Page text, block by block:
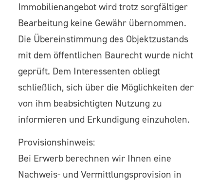
Immobilienangebot wird trotz sorgfältiger
Bearbeitung keine Gewähr übernommen.
Die Übereinstimmung des Objektzustands
mit dem öffentlichen Baurecht wurde nicht
geprüft. Dem Interessenten obliegt
schließlich, sich über die Möglichkeiten der
von ihm beabsichtigten Nutzung zu
informieren und Erkundigung einzuholen.
Provisionshinweis:
Bei Erwerb berechnen wir Ihnen eine
Nachweis- und Vermittlungsprovision in